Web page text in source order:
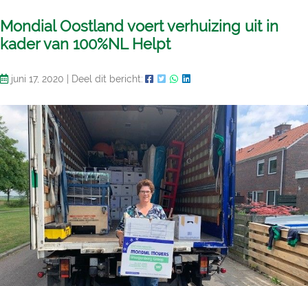
Mondial Oostland voert verhuizing uit in
kader van 100%NL Helpt
juni 17, 2020 | Deel dit bericht: